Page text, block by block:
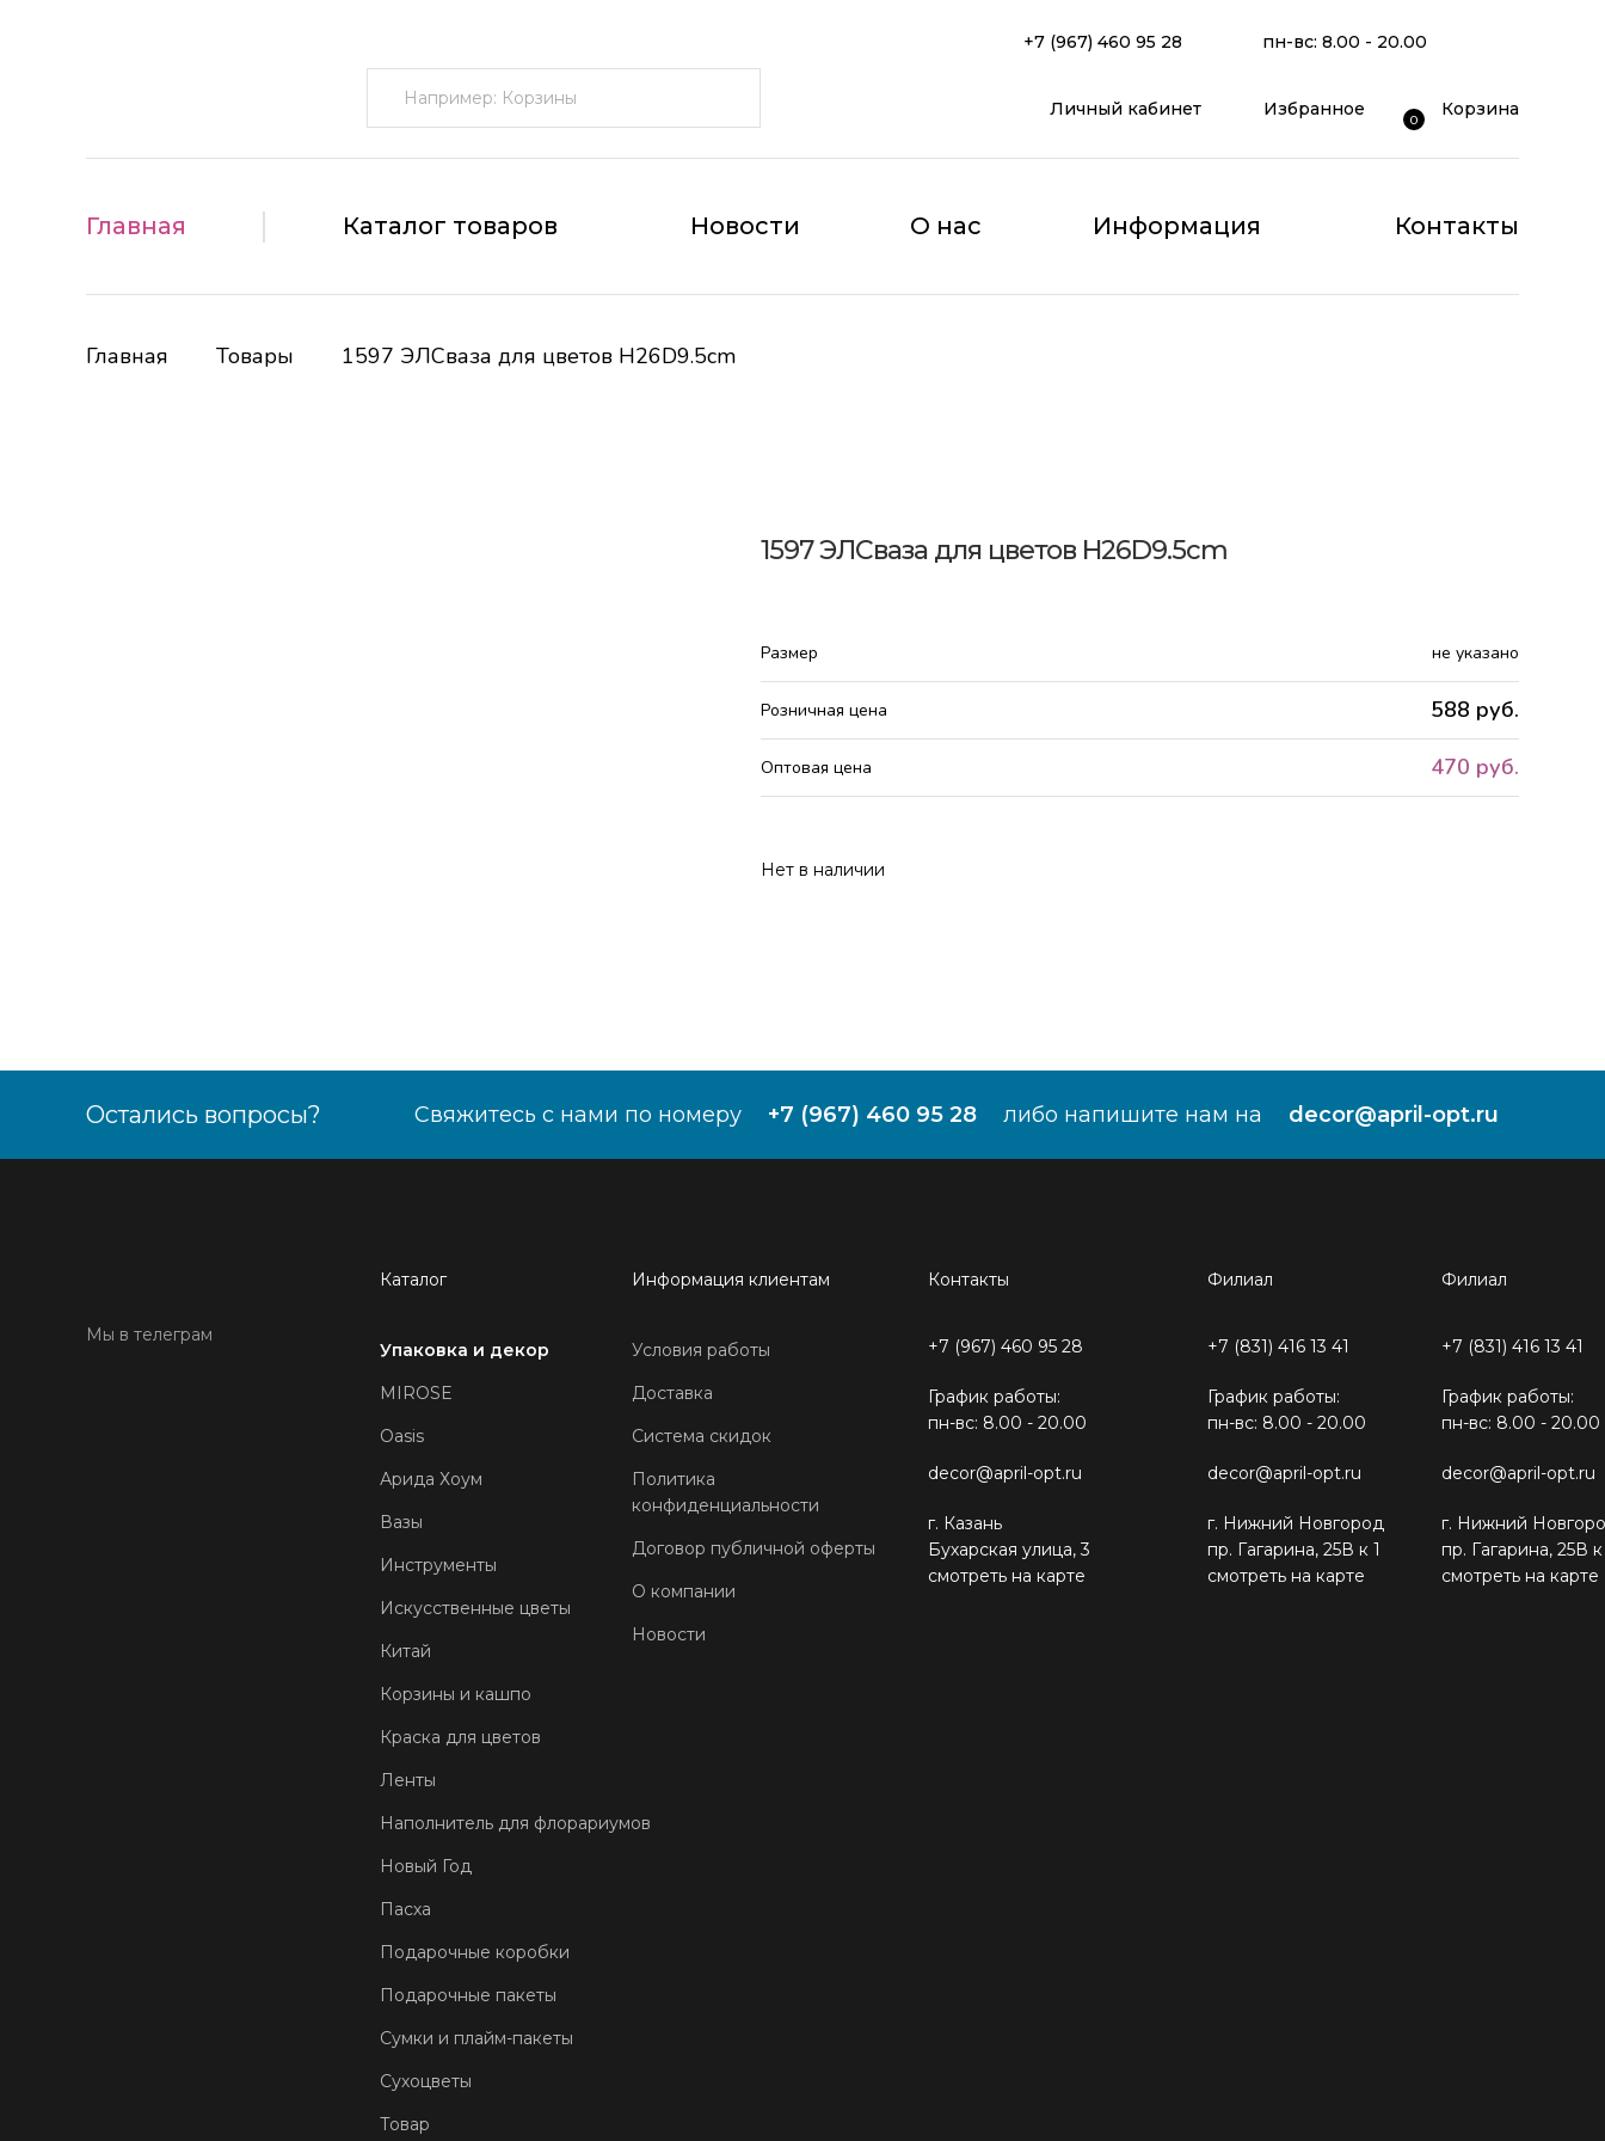
+7 (967) 460 95 28 пн-вс: 8.00 - 20.00
Личный кабинет Избранное
0
Корзина
Главная Каталог товаров Новости О нас Информация Контакты
Главная Товары 1597 ЭЛСваза для цветов H26D9.5cm
1597 ЭЛСваза для цветов H26D9.5cm
Размер не указано
Розничная цена 588 руб.
Оптовая цена 470 руб.
Нет в наличии
Остались вопросы? Свяжитесь с нами по номеру +7 (967) 460 95 28 либо напишите нам на decor@april-opt.ru
Мы в телеграм
Каталог
Упаковка и декор
MIROSE
Oasis
Арида Хоум
Вазы
Инструменты
Искусственные цветы
Китай
Корзины и кашпо
Краска для цветов
Ленты
Наполнитель для флорариумов
Новый Год
Пасха
Подарочные коробки
Подарочные пакеты
Сумки и плайм-пакеты
Сухоцветы
Товар
Информация клиентам
Условия работы
Доставка
Система скидок
Политика
конфиденциальности
Договор публичной оферты
О компании
Новости
Контакты
+7 (967) 460 95 28
График работы:
пн-вс: 8.00 - 20.00
decor@april-opt.ru
г. Казань
Бухарская улица, 3
смотреть на карте
Филиал
+7 (831) 416 13 41
График работы:
пн-вс: 8.00 - 20.00
decor@april-opt.ru
г. Нижний Новгород
пр. Гагарина, 25В к 1
смотреть на карте
Филиал
+7 (831) 416 13 41
График работы:
пн-вс: 8.00 - 20.00
decor@april-opt.ru
г. Нижний
пр. Гагарина, 25В к
смотреть на карте